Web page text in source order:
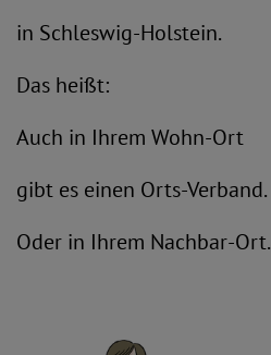
in Schleswig-Holstein.
Das heißt:
Auch in Ihrem Wohn-Ort
gibt es einen Orts-Verband.
Oder in Ihrem Nachbar-Ort.